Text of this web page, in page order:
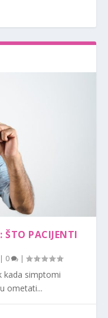
ŠTO PACIJENTI
| 0 |
kada simptomi
ometati...